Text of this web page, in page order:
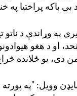
د بې باکه پراختیا په
په وړاندې د ناتو
او د هغو
دی، یو ځلانده
وویل: "په پورته